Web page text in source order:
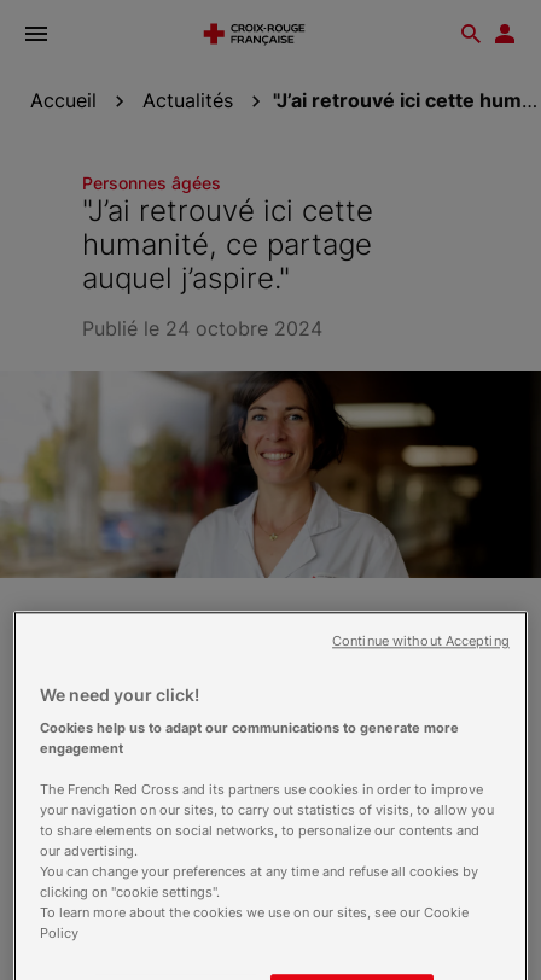
Ouvrir
Accueil Actualités "J’ai retrouvé ici cette humanité, ce partage...
Personnes âgées
"J’ai retrouvé ici cette
humanité, ce partage
auquel j’aspire."
Publié le 24 octobre 2024
Elle se rend au plus près des personnes
appelées Hypertonie Déformante
Acquise (HDA). Claire, infirmière
travaillant au centre Richelieu, fait partie
de la grande aventure Auto-nom, un
projet innovant visant à soulager les
personnes âgées en Ehpad.
Claire Le Bescond a 36 ans. Infirmière diplômée
depuis près de 15 ans, elle a d’abord intégré le
We need your click!
Cookies help us to adapt our communications to generate more
engagement
The French Red Cross and its partners use cookies in order to improve
your navigation on our sites, to carry out statistics of visits, to allow you
to share elements on social networks, to personalize our contents and
our advertising.
You can change your preferences at any time and refuse all cookies by
clicking on "cookie settings".
To learn more about the cookies we use on our sites, see our Cookie
Policy
Continue without Accepting